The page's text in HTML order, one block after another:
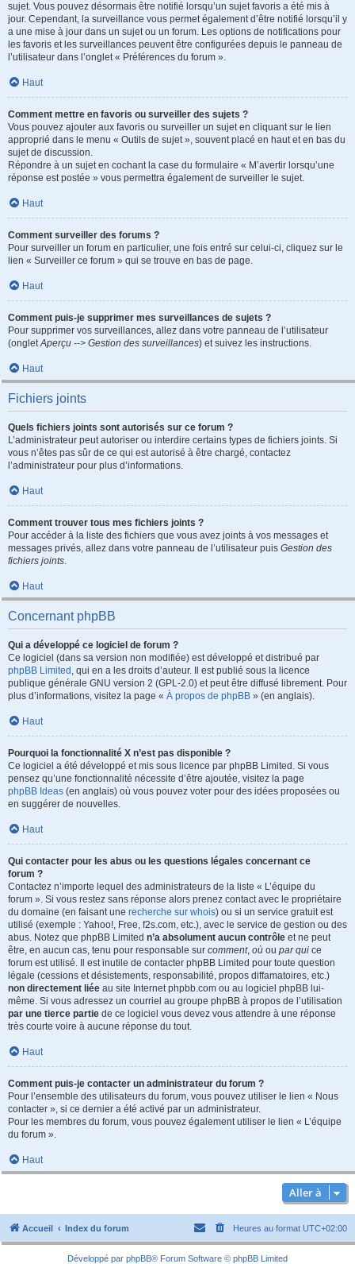
sujet. Vous pouvez désormais être notifié lorsqu’un sujet favoris a été mis à
jour. Cependant, la surveillance vous permet également d’être notifié lorsqu’il y
a une mise à jour dans un sujet ou un forum. Les options de notifications pour
les favoris et les surveillances peuvent être configurées depuis le panneau de
l’utilisateur dans l’onglet « Préférences du forum ».
Haut
Comment mettre en favoris ou surveiller des sujets ?
Vous pouvez ajouter aux favoris ou surveiller un sujet en cliquant sur le lien
approprié dans le menu « Outils de sujet », souvent placé en haut et en bas du
sujet de discussion.
Répondre à un sujet en cochant la case du formulaire « M’avertir lorsqu’une
réponse est postée » vous permettra également de surveiller le sujet.
Haut
Comment surveiller des forums ?
Pour surveiller un forum en particulier, une fois entré sur celui-ci, cliquez sur le
lien « Surveiller ce forum » qui se trouve en bas de page.
Haut
Comment puis-je supprimer mes surveillances de sujets ?
Pour supprimer vos surveillances, allez dans votre panneau de l’utilisateur
(ongletAperçu --> Gestion des surveillances) et suivez les instructions.
Haut
Fichiers joints
Quels fichiers joints sont autorisés sur ce forum ?
L’administrateur peut autoriser ou interdire certains types de fichiers joints. Si
vous n’êtes pas sûr de ce qui est autorisé à être chargé, contactez
l’administrateur pour plus d’informations.
Haut
Comment trouver tous mes fichiers joints ?
Pour accéder à la liste des fichiers que vous avez joints à vos messages et
messages privés, allez dans votre panneau de l’utilisateur puis Gestion des
fichiers joints.
Haut
Concernant phpBB
Qui a développé ce logiciel de forum ?
Ce logiciel (dans sa version non modifiée) est développé et distribué par
phpBB Limited , qui en a les droits d’auteur. Il est publié sous la licence
publique générale GNU version 2 (GPL-2.0) et peut être diffusé librement. Pour
plus d’informations, visitez la page « À propos de phpBB » (en anglais).
Haut
Pourquoi la fonctionnalité X n’est pas disponible ?
Ce logiciel a été développé et mis sous licence par phpBB Limited. Si vous
pensez qu’une fonctionnalité nécessite d’être ajoutée, visitez la page
phpBB Ideas (en anglais) où vous pouvez voter pour des idées proposées ou
en suggérer de nouvelles.
Haut
Qui contacter pour les abus ou les questions légales concernant ce
forum ?
Contactez n’importe lequel des administrateurs de la liste « L’équipe du
forum ». Si vous restez sans réponse alors prenez contact avec le propriétaire
du domaine (en faisant une recherche sur whois) ou si un service gratuit est
utilisé (exemple : Yahoo!, Free, f2s.com, etc.), avec le service de gestion ou des
abus. Notez que phpBB Limited n’a absolument aucun contrôle et ne peut
être, en aucun cas, tenu pour responsable sur comment, où ou par qui ce
forum est utilisé. Il est inutile de contacter phpBB Limited pour toute question
légale (cessions et désistements, responsabilité, propos diffamatoires, etc.)
non directement liée au site Internet phpbb.com ou au logiciel phpBB lui-
même. Si vous adressez un courriel au groupe phpBB à propos de l’utilisation
par une tierce partie de ce logiciel vous devez vous attendre à une réponse
très courte voire à aucune réponse du tout.
Haut
Comment puis-je contacter un administrateur du forum ?
Pour l’ensemble des utilisateurs du forum, vous pouvez utiliser le lien « Nous
contacter », si ce dernier a été activé par un administrateur.
Pour les membres du forum, vous pouvez également utiliser le lien « L’équipe
du forum ».
Haut
Aller à
Accueil Index du forum Heures au format UTC+02:00
Développé par phpBB® Forum Software © phpBB Limited